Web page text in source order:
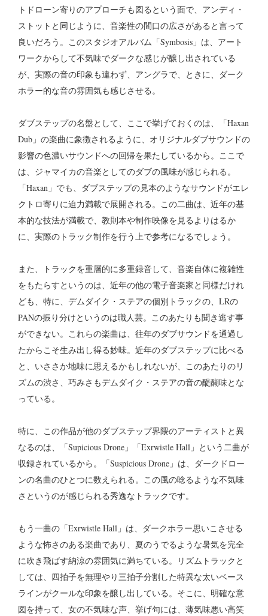
トドローン寄りのアプローチも図るという面で、アンディ・
ストットと同じように、音楽性の間口の広さがあると言って
良いだろう。このスタジオアルバム「Symbosis」は、アート
ワークからして不気味でダークな感じが醸し出されている
が、実際の音の印象も違わず、アングラで、ときに、ダーク
ホラー的な音の雰囲気も感じさせる。
ダブステップの名盤として、ここで挙げておくのは、「Haxan
Dub」の楽曲に象徴されるように、オリジナルダブサウンドの
影響の色濃いサウンドへの回帰を果たしているから。ここで
は、ジャマイカの音楽としてのダブの風味が感じられる。
「Haxan」でも、ダブステップの見本のようなサウンドがエレ
クトロ寄りに迫力満載で展開される。この二曲は、近年の基
本的な技法が満載で、教則本や制作映像を見るよりはるか
に、実際のトラック制作を行う上で参考になるでしょう。
また、トラックを重層的に多重録音して、音楽自体に複雑性
をもたらすというのは、近年の他の電子音楽家と同様だけれ
ども、特に、デムダイク・ステアの個別トラックの、LRの
PANの振り分けというのは職人芸。 このあたりも聞き逃す事
ができない。これらの楽曲は、往年のダブサウンドを通過し
たからこそ生み出し得る妙味。近年のダブステップに比べる
と、いささか地味に思えるかもしれないが、このあたりのリ
ズムの渋さ、巧みさもデムダイク・ステアの音の醍醐味とな
っている。
特に、この作品が他のダブステップ界隈のアーティストと異
なるのは、「Supicious Drone」「Exrwistle Hall」という二曲が
収録されているから。「Suspicious Drone」は、ダークドロー
ンの名曲のひとつに数えられる。この風の唸るような不気味
さというのが感じられる秀逸なトラックです。
もう一曲の「Exrwistle Hall」は、ダークホラー思いこさせる
ような怖さのある楽曲であり、夏のうでるような暑気を完全
に吹き飛ばす納涼の雰囲気に満ちている。リズムトラックと
しては、四拍子を無理やり三拍子分割した特異な太いベース
ラインがクールな印象を醸し出している。 そこに、明確な意
図を持って、女の不気味な声、挙げ句には、薄気味悪い高笑